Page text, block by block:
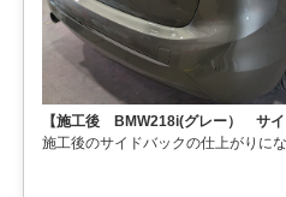
【施工後 BMW218i(グレー） サイ
施工後のサイドバックの仕上がりに